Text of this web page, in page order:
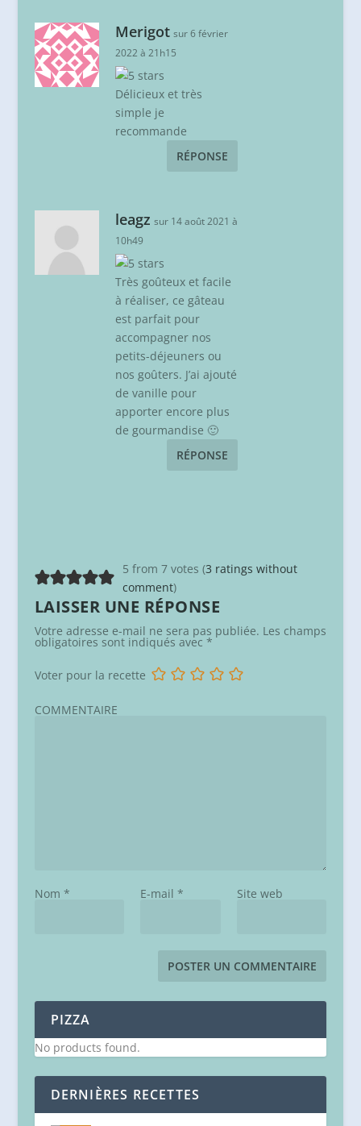
Merigot sur 6 février
2022 à 21h15
Délicieux et très
simple je
recommande
RÉPONSE
leagz sur 14 août 2021 à
10h49
Très goûteux et facile
à réaliser, ce gâteau
est parfait pour
accompagner nos
petits-déjeuners ou
nos goûters. J’ai ajouté
de vanille pour
apporter encore plus
de gourmandise 🙂
RÉPONSE
5 from 7 votes (3 ratings without
comment)
LAISSER UNE RÉPONSE
Votre adresse e-mail ne sera pas publiée. Les champs
obligatoires sont indiqués avec *
Voter pour la recette
COMMENTAIRE
Nom * E-mail * Site web
PIZZA
No products found.
DERNIÈRES RECETTES